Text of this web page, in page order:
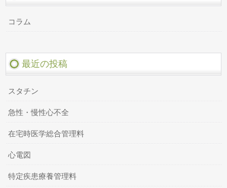
コラム
最近の投稿
スタチン
急性・慢性心不全
在宅時医学総合管理料
心電図
特定疾患療養管理料